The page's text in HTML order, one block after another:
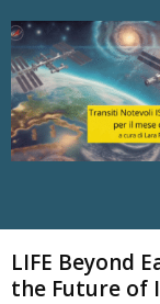
LIFE Beyond
the Future of